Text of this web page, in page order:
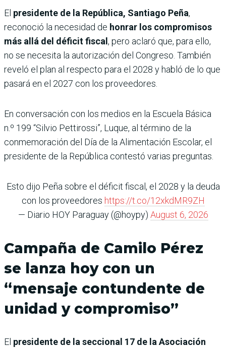
El presidente de la República, Santiago Peña,
reconoció la necesidad de honrar los compromisos
más allá del déficit fiscal , pero aclaró que, para ello,
no se necesita la autorización del Congreso. También
reveló el plan al respecto para el 2028 y habló de lo que
pasará en el 2027 con los proveedores.
En conversación con los medios en la Escuela Básica
n.º 199 “Silvio Pettirossi”, Luque, al término de la
conmemoración del Día de la Alimentación Escolar, el
presidente de la República contestó varias preguntas.
Esto dijo Peña sobre el déficit fiscal, el 2028 y la deuda
con los proveedores https://t.co/12xkdMR9ZH
— Diario HOY Paraguay (@hoypy) August 6, 2026
Campaña de Camilo Pérez
se lanza hoy con un
“mensaje contundente de
unidad y compromiso”
El presidente de la seccional 17 de la Asociación